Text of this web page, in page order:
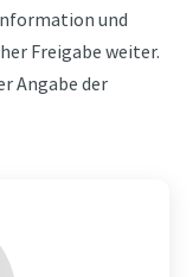
und
Freigabe weiter.
Angabe der